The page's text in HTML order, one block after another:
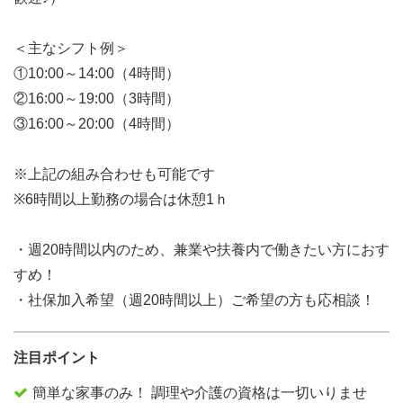
＜主なシフト例＞
①10:00～14:00（4時間）
②16:00～19:00（3時間）
③16:00～20:00（4時間）
※上記の組み合わせも可能です
※6時間以上勤務の場合は休憩1ｈ
・週20時間以内のため、兼業や扶養内で働きたい方におす
すめ！
・社保加入希望（週20時間以上）ご希望の方も応相談！
注目ポイント
簡単な家事のみ！ 調理や介護の資格は一切いりませ